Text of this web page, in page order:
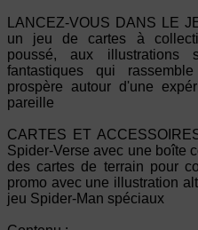
LANCEZ-VOUS DANS LE
un jeu de cartes à
poussé, aux illustrations
fantastiques qui
prospère autour d'une
pareille
CARTES ET
Spider-Verse avec une boîte
des cartes de terrain pour
promo avec une illustration
jeu Spider-Man spéciaux